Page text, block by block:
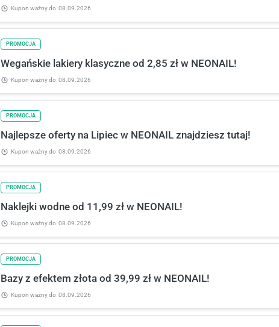
Kupon ważnydo 08.09.2026
PROMOCJA
Wegańskie lakiery klasyczne od 2,85 zł w NEONAIL!
Kupon ważnydo 08.09.2026
PROMOCJA
Najlepsze oferty na Lipiec w NEONAIL znajdziesz tutaj!
Kupon ważnydo 08.09.2026
PROMOCJA
Naklejki wodne od 11,99 zł w NEONAIL!
Kupon ważnydo 08.09.2026
PROMOCJA
Bazy z efektem złota od 39,99 zł w NEONAIL!
Kupon ważnydo 08.09.2026